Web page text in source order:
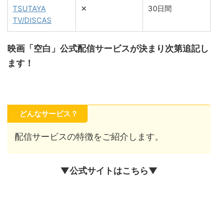
TSUTAYA
TV/DISCAS
✕ 30日間
映画「空白」公式配信サービスが決まり次第追記し
ます！
どんなサービス？
配信サービスの特徴をご紹介します。
▼公式サイトはこちら▼